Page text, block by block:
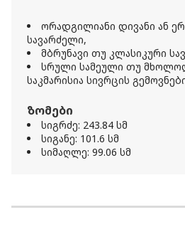
ორადგილიანი დივანი ან
სავარძელი,
მბრუნავი თუ კლასიკური
სრული სამეული თუ
საკმარისია სივრცის
ზომები
სიგრძე: 243.84 სმ
სიგანე: 101.6 სმ
სიმაღლე: 99.06 სმ